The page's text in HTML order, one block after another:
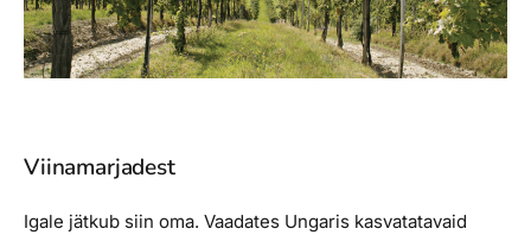
Viinamarjadest
Igale jätkub siin oma. Vaadates Ungaris kasvatatavaid